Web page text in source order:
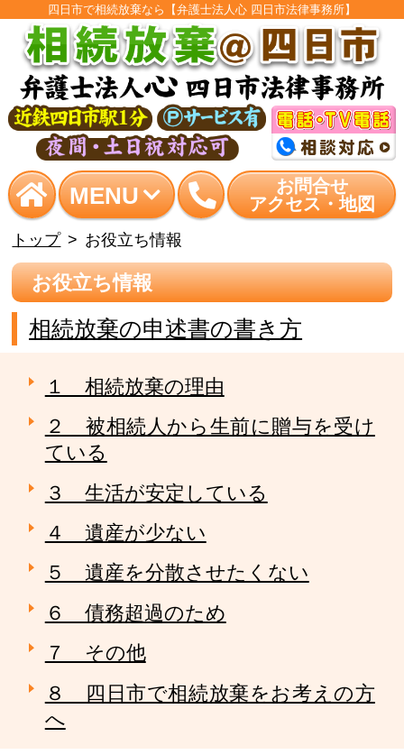
四日市で相続放棄なら【弁護士法人心 四日市法律事務所】
MENU
お問合せ
アクセス・地図
トップ お役立ち情報
お役立ち情報
相続放棄の申述書の書き方
１ 相続放棄の理由
２ 被相続人から生前に贈与を受け
ている
３ 生活が安定している
４ 遺産が少ない
５ 遺産を分散させたくない
６ 債務超過のため
７ その他
８ 四日市で相続放棄をお考えの方
へ